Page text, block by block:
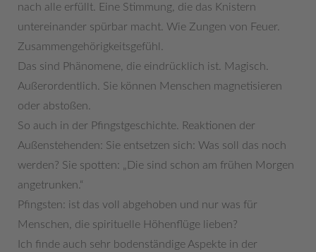
nach alle erfüllt. Eine Stimmung, die das Knistern
untereinander spürbar macht. Wie Zungen von Feuer.
Zusammengehörigkeitsgefühl.
Das sind Phänomene, die eindrücklich ist. Magisch.
Außerordentlich. Sie können Menschen magnetisieren
oder abstoßen.
So auch in der Pfingstgeschichte. Reaktionen der
Außenstehenden: Sie entsetzen sich: Was soll das noch
werden? Sie spotten: „Die sind schon am frühen Morgen
angetrunken.“
Pfingsten: ist das voll abgehoben und nur was für
Menschen, die spirituelle Höhenflüge lieben?
Ich finde auch sehr bodenständige Aspekte in der